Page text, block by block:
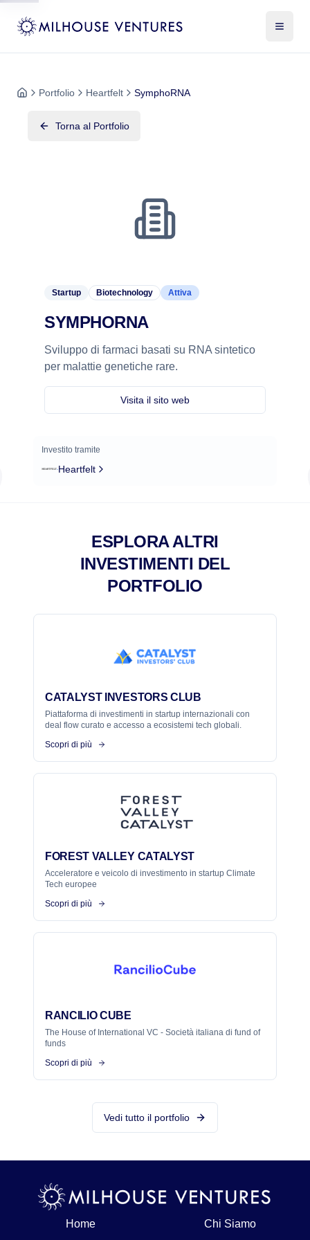
Portfolio Heartfelt SymphoRNA
Torna al Portfolio
Startup Biotechnology Attiva
SYMPHORNA
Sviluppo di farmaci basati su RNA sintetico
per malattie genetiche rare.
Visita il sito web
Investito tramite
Heartfelt
ESPLORA ALTRI
INVESTIMENTI DEL
PORTFOLIO
CATALYST INVESTORS CLUB
Piattaforma di investimenti in startup internazionali con
deal flow curato e accesso a ecosistemi tech globali.
Scopri di più
FOREST VALLEY CATALYST
Acceleratore e veicolo di investimento in startup Climate
Tech europee
Scopri di più
RANCILIO CUBE
The House of International VC - Società italiana di fund of
funds
Scopri di più
Vedi tutto il portfolio
Home Chi Siamo